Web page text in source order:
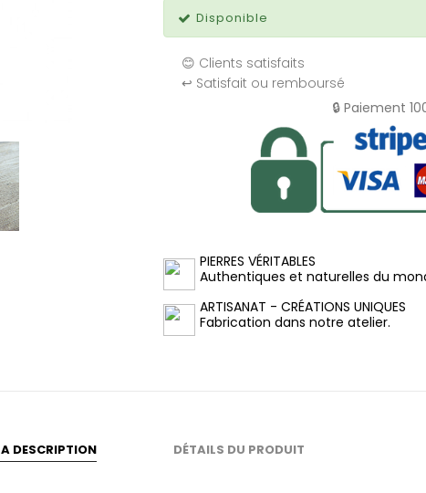
Disponible
😊 Clients satisfaits
↩️ Satisfait ou remboursé
🔒 Paiement
PIERRES VÉRITABLES
Authentiques et naturelles du
ARTISANAT - CRÉATIONS UNIQUES
Fabrication dans notre atelier.
DESCRIPTION DÉTAILS DU PRODUIT